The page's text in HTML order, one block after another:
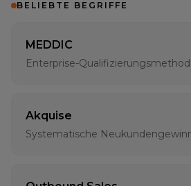
BELIEBTE BEGRIFFE
MEDDIC
Enterprise-
Akquise
Systematische